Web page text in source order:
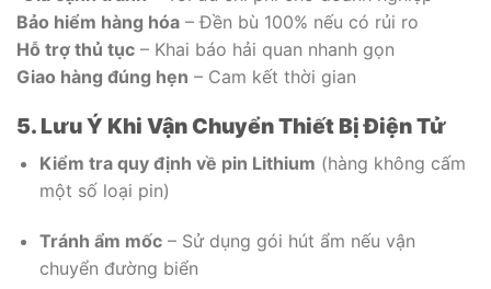
Bảo hiểm hàng hóa – Đền bù 100% nếu có rủi ro
Hỗ trợ thủ tục – Khai báo hải quan nhanh gọn
Giao hàng đúng hẹn – Cam kết thời gian
5. Lưu Ý Khi Vận Chuyển Thiết Bị Điện Tử
Kiểm tra quy định về pin Lithium (hàng không cấm
một số loại pin)
Tránh ẩm mốc– Sử dụng gói hút ẩm nếu vận
chuyển đường biển